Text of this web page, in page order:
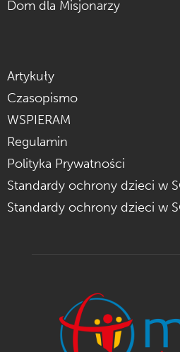
Dom dla Misjonarzy
Artykuły
Czasopismo
WSPIERAM
Regulamin
Polityka Prywatności
Standardy ochrony dzieci w
Standardy ochrony dzieci w